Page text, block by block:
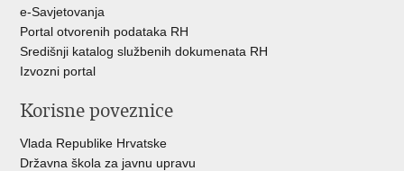
e-Savjetovanja
Portal otvorenih podataka RH
Središnji katalog službenih dokumenata RH
Izvozni portal
Korisne poveznice
Vlada Republike Hrvatske
Državna škola za javnu upravu